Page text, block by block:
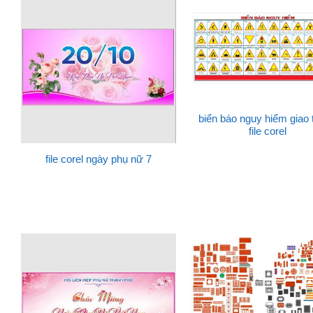
file corel ngày phụ nữ 7
biển báo nguy hiểm giao
file corel